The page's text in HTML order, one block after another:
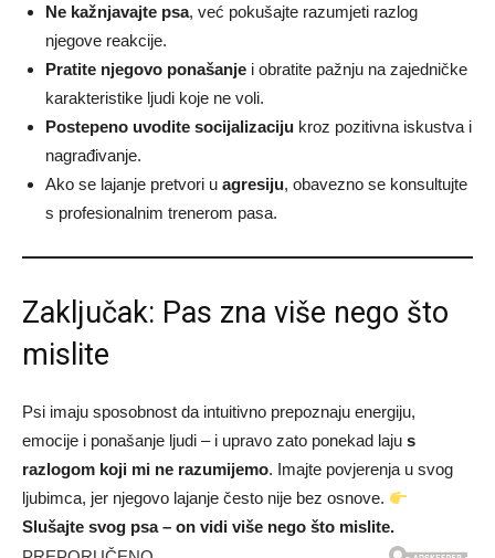
Ne kažnjavajte psa, već pokušajte razumjeti razlog
njegove reakcije.
Pratite njegovo ponašanje i obratite pažnju na zajedničke
karakteristike ljudi koje ne voli.
Postepeno uvodite socijalizaciju kroz pozitivna iskustva i
nagrađivanje.
Ako se lajanje pretvori u agresiju, obavezno se konsultujte
s profesionalnim trenerom pasa.
Zaključak: Pas zna više nego što
mislite
Psi imaju sposobnost da intuitivno prepoznaju energiju,
emocije i ponašanje ljudi – i upravo zato ponekad laju s
razlogom koji mi ne razumijemo. Imajte povjerenja u svog
ljubimca, jer njegovo lajanje često nije bez osnove.
Slušajte svog psa – on vidi više nego što mislite.